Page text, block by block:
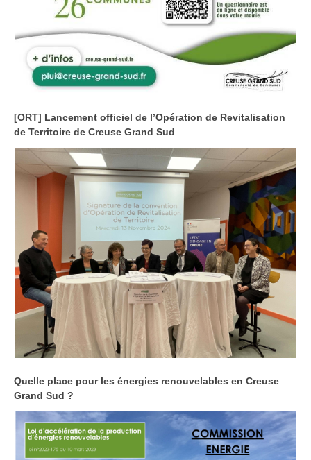
[ORT] Lancement officiel de l’Opération de Revitalisation
de Territoire de Creuse Grand Sud
Quelle place pour les énergies renouvelables en Creuse
Grand Sud ?